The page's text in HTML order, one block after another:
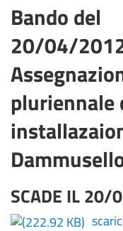
Bando del
20/04/
pluriennale
SCADE IL